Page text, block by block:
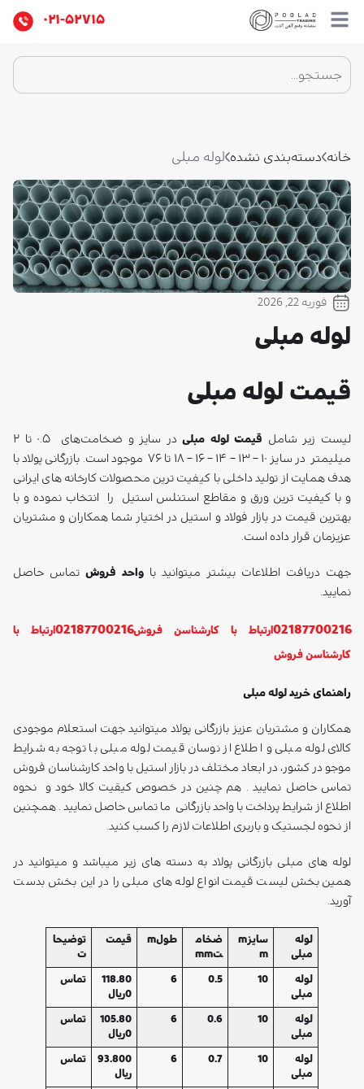
۰۲۱-۵۲۷۱۵
خانه دسته‌بندی نشده لوله مبلی
فوریه 22, 2026
لوله مبلی
قیمت لوله مبلی
لیست زیر شامل قیمت لوله مبلی
در سایز و ضخامت‌های ۰.۵ تا ۲
میلیمتر در سایز ۱۰ – ۱۳ – ۱۴ – ۱۶ – ۱۸ تا ۷۶ موجود است. بازرگانی پولاد با
هدف همایت از تولید داخلی با کیفیت ترین محصولات کارخانه های ایرانی
و با کیفیت ترین ورق و مقاطع استنلس استیل را انتخاب نموده و با
بهترین قیمت در بازار فولاد و استیل در اختیار شما همکاران و مشتریان
عزیزمان قرار داده است.
جهت دریافت اطلاعات بیشتر میتوانید با واحد فروش تماس حاصل
نمایید.
02187700216 ارتباط با کارشناسن فروش02187700216 ارتباط با
کارشناسن فروش
راهنمای خرید لوله مبلی
همکاران و مشتریان عزیز بازرگانی پولاد میتوانید جهت استعلام موجودی
کالای لوله مبلی و اطلاع از نوسان قیمت لوله مبلی با توجه به شرایط
موجو در کشور، در ابعاد مختلف در بازار استیل با واحد کارشناسان فروش
تماس حاصل نمایید . هم چنین در خصوص کیقیت کالا خود و نحوه
اطلاع از شرایط پرداخت با واحد بازرگانی ما تماس حاصل نمایید . همچنین
از نحوه لجستیک و باربری اطلاعات لازم را کسب کنید.
لوله های مبلی بازرگانی پولاد به دسته های زیر میباشد و میتوانید در
همین بخش لیست قیمت انواع لوله های مبلی را در این بخش بدست
آورید.
لوله
مبلی
سایزm
m
ضخام
تmm
طولm قیمت
توضیحا
ت
لوله
مبلی
10
0.5
6
118.80
0ریال
تماس
لوله
مبلی
10
0.6
6
105.80
0ریال
تماس
لوله
مبلی
10
0.7
6
93.800
ریال
تماس